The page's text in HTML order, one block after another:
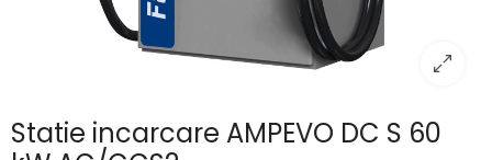
Statie incarcare AMPEVO DC S 60